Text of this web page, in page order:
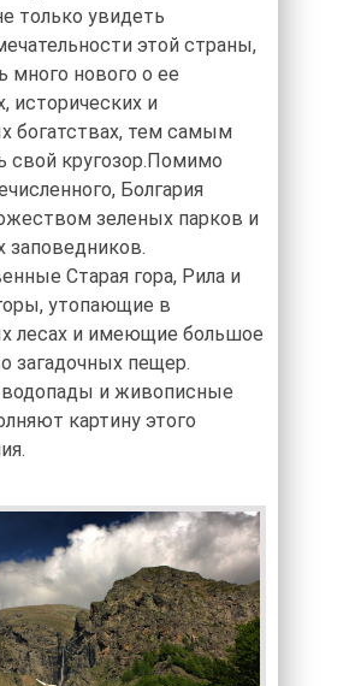
только увидеть
этой страны,
много нового о ее
исторических и
богатствах, тем самым
свой кругозор.Помимо
Болгария
зеленых парков и
заповедников.
Старая гора, Рила и
утопающие в
лесах и имеющие большое
загадочных пещер.
и живописные
картину этого